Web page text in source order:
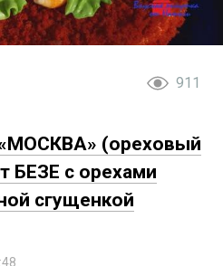
911
(ореховый
БЕЗЕ с орехами
сгущенкой